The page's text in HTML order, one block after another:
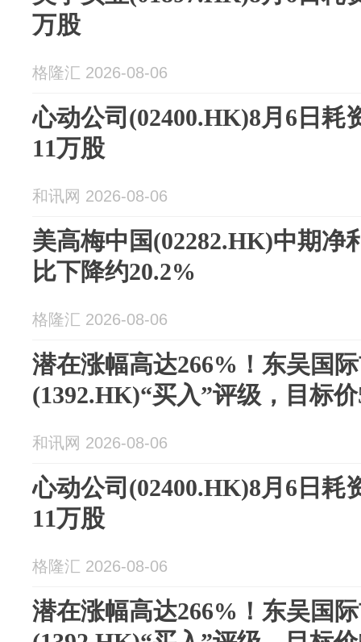
万股
格隆汇 2026-08-06
心动公司(02400.HK)8月6日耗
11万股
和讯网 2026-08-06
美高梅中国(02282.HK)中期净
比下降约20.2%
格隆汇 2026-08-06
潜在涨幅高达266%！东吴国
(1392.HK)“买入”评级，目标
和讯网 2026-08-06
心动公司(02400.HK)8月6日耗
11万股
格隆汇 2026-08-06
潜在涨幅高达266%！东吴国